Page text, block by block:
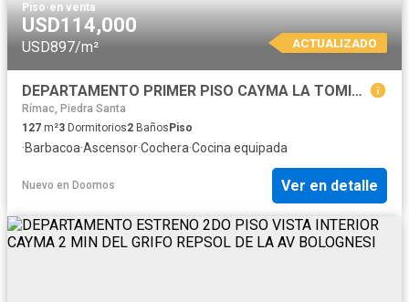
Piso·en venta
USD114,000
USD897/m² ACTUALIZADO
DEPARTAMENTO PRIMER PISO CAYMA LA TOMILLA
Rímac, Piedra Santa
127 m²3 Dormitorios2 Baños Piso
·Barbacoa·Ascensor·Cochera·Cocina equipada
Nuevo en Doomos Ver en detalle